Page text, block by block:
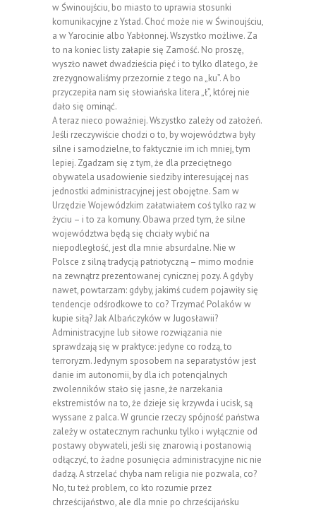
w Świnoujściu, bo miasto to uprawia stosunki
komunikacyjne z Ystad. Choć może nie w Świnoujściu,
a w Yarocinie albo Yabłonnej. Wszystko możliwe. Za
to na koniec listy załapie się Zamość. No proszę,
wyszło nawet dwadzieścia pięć i to tylko dlatego, że
zrezygnowaliśmy przezornie z tego na „ku”. A bo
przyczepiła nam się słowiańska litera „ł”, której nie
dało się ominąć.
A teraz nieco poważniej. Wszystko zależy od założeń.
Jeśli rzeczywiście chodzi o to, by województwa były
silne i samodzielne, to faktycznie im ich mniej, tym
lepiej. Zgadzam się z tym, że dla przeciętnego
obywatela usadowienie siedziby interesującej nas
jednostki administracyjnej jest obojętne. Sam w
Urzędzie Wojewódzkim załatwiałem coś tylko raz w
życiu – i to za komuny. Obawa przed tym, że silne
województwa będą się chciały wybić na
niepodległość, jest dla mnie absurdalne. Nie w
Polsce z silną tradycją patriotyczną – mimo modnie
na zewnątrz prezentowanej cynicznej pozy. A gdyby
nawet, powtarzam: gdyby, jakimś cudem pojawiły się
tendencje odśrodkowe to co? Trzymać Polaków w
kupie siłą? Jak Albańczyków w Jugosławii?
Administracyjne lub siłowe rozwiązania nie
sprawdzają się w praktyce: jedyne co rodzą, to
terroryzm. Jedynym sposobem na separatystów jest
danie im autonomii, by dla ich potencjalnych
zwolenników stało się jasne, że narzekania
ekstremistów na to, że dzieje się krzywda i ucisk, są
wyssane z palca. W gruncie rzeczy spójność państwa
zależy w ostatecznym rachunku tylko i wyłącznie od
postawy obywateli, jeśli się znarowią i postanowią
odłączyć, to żadne posunięcia administracyjne nic nie
dadzą. A strzelać chyba nam religia nie pozwala, co?
No, tu też problem, co kto rozumie przez
chrześcijaństwo, ale dla mnie po chrześcijańsku